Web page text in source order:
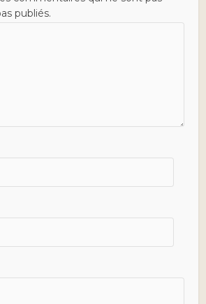
publiés.